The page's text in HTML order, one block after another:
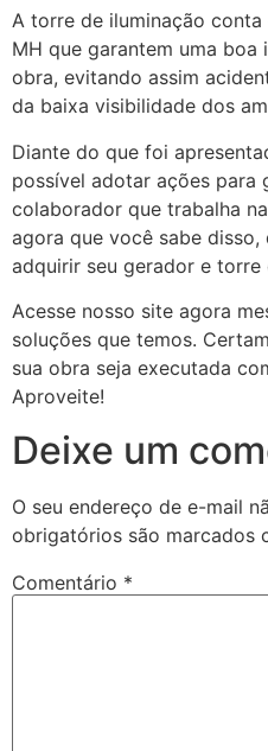
A torre de iluminação
MH que garantem uma boa
obra, evitando assim
da baixa visibilidade dos
Diante do que foi
possível adotar ações para
colaborador que trabalha
agora que você sabe
adquirir seu gerador e torre
Acesse nosso site agora
soluções que temos.
sua obra seja executada
Aproveite!
Deixe um
O seu endereço de e-mail
obrigatórios são marcados
Comentário *